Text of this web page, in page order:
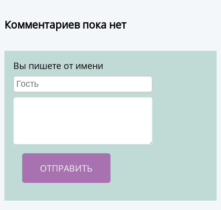
Комментариев пока нет
Вы пишете от имени